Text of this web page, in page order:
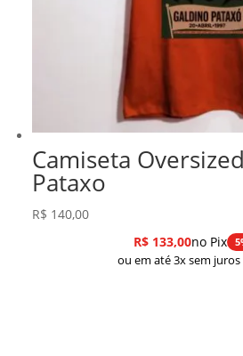
Camiseta
Pataxo
R$ 140,00
R$133,00no Pix
ou em até 3x sem